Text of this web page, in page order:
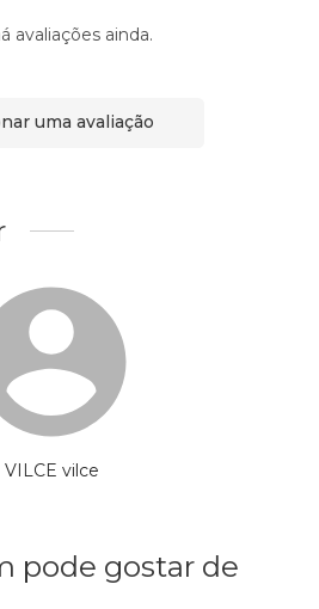
avaliações ainda.
uma avaliação
VILCE vilce
pode gostar de